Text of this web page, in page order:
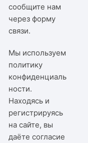
сообщите нам
черезформу
связи.
Мы используем
политику
конфиденциаль
ности.
Находясь и
регистрируясь
на сайте, вы
даёте согласие